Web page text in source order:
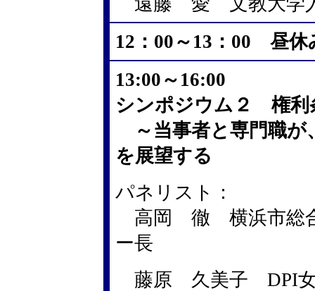
12：00～13：00 昼休
13:00～16:00
シンポジウム２ 権利
～当事者と専門職が
を展望する
パネリスト：
高岡 徹 横浜市総合
ー長
藤原 久美子 DPI女